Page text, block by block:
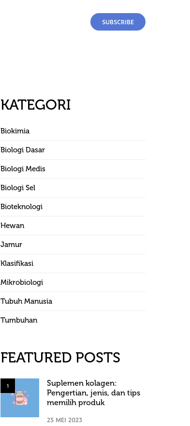
SUBSCRIBE
KATEGORI
Biokimia
Biologi Dasar
Biologi Medis
Biologi Sel
Bioteknologi
Hewan
Jamur
Klasifikasi
Mikrobiologi
Tubuh Manusia
Tumbuhan
FEATURED POSTS
1
Suplemen kolagen:
Pengertian, jenis, dan tips
memilih produk
25 MEI 2023